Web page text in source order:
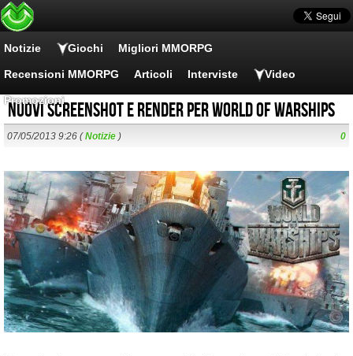
Notizie Giochi Migliori MMORPG
Recensioni MMORPG Articoli Interviste Video
Promozioni
Nuovi screenshot e render per World of Warships
07/05/2013 9:26 (Notizie ) 0